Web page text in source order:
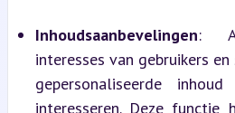
Inhoudsaanbevelingen:
interesses van gebruikers
gepersonaliseerde
interesseren. Deze